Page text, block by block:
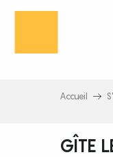
Aller
principal
Accueil
GÎTE